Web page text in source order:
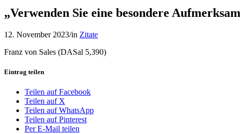
„Verwenden Sie eine besondere
12. November 2023/in Zitate
Franz von Sales (DASal 5,390)
Eintrag teilen
Teilen auf Facebook
Teilen auf X
Teilen auf WhatsApp
Teilen auf Pinterest
Per E-Mail teilen